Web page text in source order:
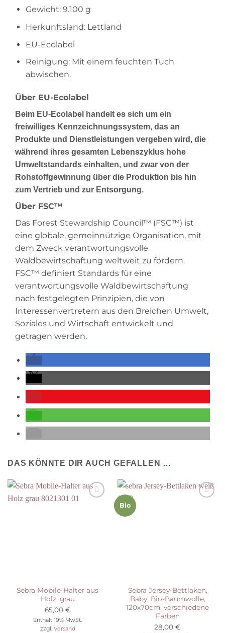
Gewicht: 9.100 g
Herkunftsland: Lettland
EU-Ecolabel
Reinigung: Mit einem feuchten Tuch
abwischen.
Über EU-Ecolabel
Beim EU-Ecolabel handelt es sich um ein
freiwilliges Kennzeichnungssystem, das an
Produkte und Dienstleistungen vergeben wird, die
während ihres gesamten Lebenszyklus hohe
Umweltstandards einhalten, und zwar von der
Rohstoffgewinnung über die Produktion bis hin
zum Vertrieb und zur Entsorgung.
Über FSC™
Das Forest Stewardship Council™ (FSC™) ist
eine globale, gemeinnützige Organisation, mit
dem Zweck verantwortungsvolle
Waldbewirtschaftung weltweit zu fördern.
FSC™ definiert Standards für eine
verantwortungsvolle Waldbewirtschaftung
nach festgelegten Prinzipien, die von
Interessenvertretern aus den Breichen Umwelt,
Soziales und Wirtschaft entwickelt und
getragen werden.
DAS KÖNNTE DIR AUCH GEFALLEN …
Sebra Mobile-Halter aus
Holz, grau
65,00 €
Enthält 19% MwSt.
zzgl. Versand
Bio
Sebra Jersey-Bettlaken,
Baby, Bio-Baumwolle,
120x70cm, verschiedene
Farben
28,00 €